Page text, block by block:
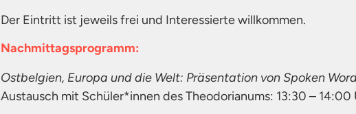
Der Eintritt ist jeweils frei und Interessierte willkommen.
Nachmittagsprogramm:
Ostbelgien, Europa und die Welt: Präsentation von Spoken
Austausch mit Schüler*innen des Theodorianums: 13:30 – 14:00